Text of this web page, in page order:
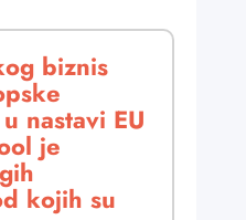
biznis
nastavi EU
je
kojih su